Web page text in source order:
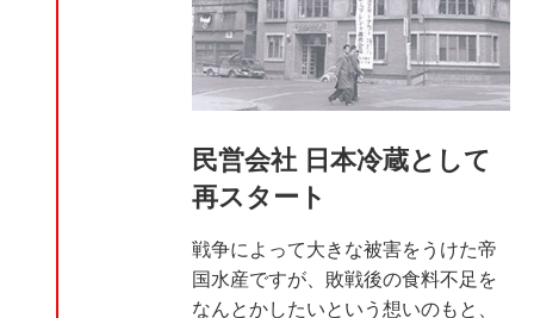
民営会社 日本冷蔵として
再スタート
戦争によって大きな被害をうけた帝
国水産ですが、敗戦後の食料不足を
なんとかしたいという想いのもと、